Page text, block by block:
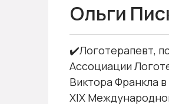
✔️Логотерапевт,
Ассоциации
Виктора Франкла
XIX
Ольги